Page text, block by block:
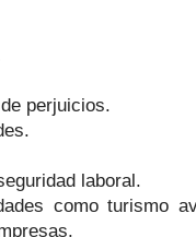
perjuicios.
laboral.
como turismo